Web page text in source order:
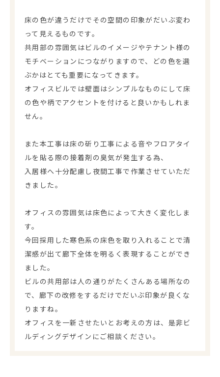
床の色が違うだけでその空間の印象がだいぶ変わ
って見えるものです。
共用部の雰囲気はビルのイメージやテナント様の
モチベーションにつながりますので、どの色を選
ぶかはとても重要になってきます。
オフィスビルでは壁面はシンプルなものにして床
の色や柄でアクセントを付けると良いかもしれま
せん。
また本工事は床の斫り工事による音やフロアタイ
ルを貼る際の接着剤の臭気が発生する為、
入居様へ十分配慮し夜間工事で作業させていただ
きました。
オフィスの雰囲気は床色によって大きく変化しま
す。
今回採用した寒色系の床色を取り入れることで清
潔感が出て廊下全体を明るく表現することができ
ました。
ビルの共用部は人の通りがたくさんある場所なの
で、廊下の改修をするだけでだいぶ印象が良くな
りますね。
オフィスを一新させたいとお考えの方は、是非ビ
ルディングデザインにご相談ください。